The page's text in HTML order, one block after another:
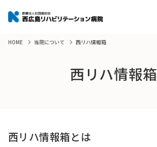
HOME 当院について 西リハ情報箱
西リハ情報箱
西リハ情報箱とは